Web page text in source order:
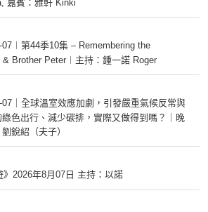
嘉賓：雅軒 Kinki
07︱第44季10集 – Remembering the
Brother Peter︱主持：鍾一諾 Roger
07｜全球溫室效應加劇，引發嚴重氣候反常與
色出行、減少碳排，實際又做得到嗎？｜晚
銳紹（夫子）
》2026年8月07日 主持：以諾